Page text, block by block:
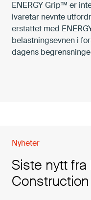
ENERGY Grip™ er
ivaretar nevnte
erstattet med
belastningsevnen i
dagens
Nyheter
Siste nytt fra
Construction